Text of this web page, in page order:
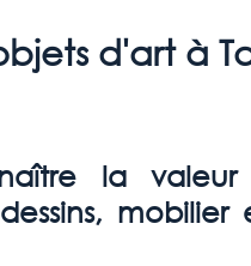
d'art à
la
mobilier